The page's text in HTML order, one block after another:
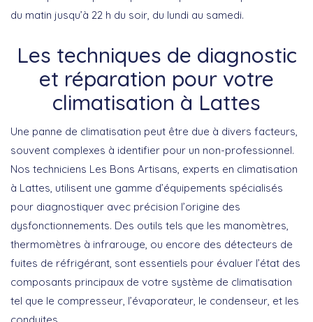
du matin jusqu’à 22 h du soir, du lundi au samedi.
Les techniques de diagnostic
et réparation pour votre
climatisation à Lattes
Une panne de climatisation peut être due à divers facteurs,
souvent complexes à identifier pour un non-professionnel.
Nos techniciens Les Bons Artisans, experts en climatisation
à Lattes , utilisent une gamme d’équipements spécialisés
pour diagnostiquer avec précision l’origine des
dysfonctionnements. Des outils tels que les manomètres,
thermomètres à infrarouge, ou encore des détecteurs de
fuites de réfrigérant, sont essentiels pour évaluer l’état des
composants principaux de votre système de climatisation
tel que le compresseur, l’évaporateur, le condenseur, et les